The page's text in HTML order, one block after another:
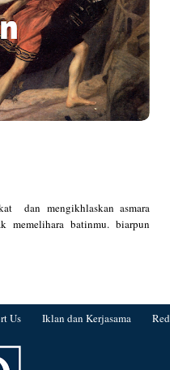
dan mengikhlaskan asmara
memelihara batinmu. biarpun
Us Iklan dan Kerjasama